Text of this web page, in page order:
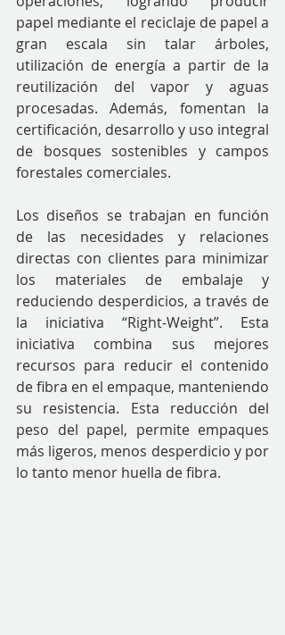
papel mediante el reciclaje de papel a
gran escala sin talar árboles,
utilización de energía a partir de la
reutilización del vapor y aguas
procesadas. Además, fomentan la
certificación, desarrollo y uso integral
de bosques sostenibles y campos
forestales comerciales.
Los diseños se trabajan en función
de las necesidades y relaciones
directas con clientes para minimizar
los materiales de embalaje y
reduciendo desperdicios, a través de
la iniciativa “Right-Weight”. Esta
iniciativa combina sus mejores
recursos para reducir el contenido
de fibra en el empaque, manteniendo
su resistencia. Esta reducción del
peso del papel, permite empaques
más ligeros, menos desperdicio y por
lo tanto menor huella de fibra.